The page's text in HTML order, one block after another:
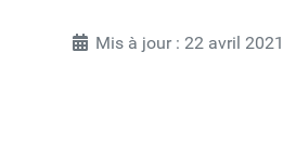
Mis à jour : 22 avril 2021